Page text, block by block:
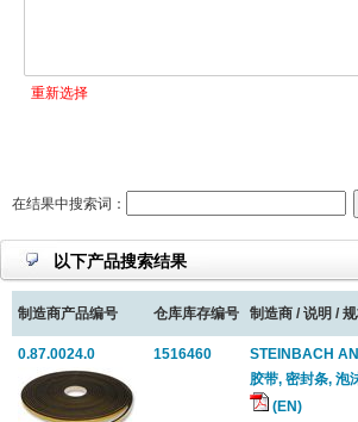
重新选择
在结果中搜索词：
以下产品搜索结果
制造商产品编号 仓库库存编号 制造商 / 说明 /
0.87.0024.0 1516460
STEINBACH
胶带, 密封条, 泡
(EN)